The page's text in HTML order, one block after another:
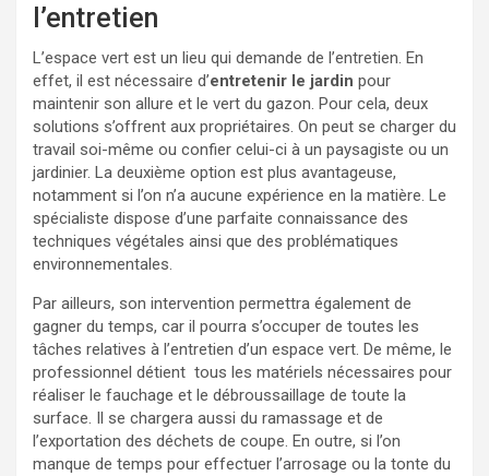
l’entretien
L’espace vert est un lieu qui demande de l’entretien. En
effet, il est nécessaire d’entretenir le jardin pour
maintenir son allure et le vert du gazon. Pour cela, deux
solutions s’offrent aux propriétaires. On peut se charger du
travail soi-même ou confier celui-ci à un paysagiste ou un
jardinier. La deuxième option est plus avantageuse,
notamment si l’on n’a aucune expérience en la matière. Le
spécialiste dispose d’une parfaite connaissance des
techniques végétales ainsi que des problématiques
environnementales.
Par ailleurs, son intervention permettra également de
gagner du temps, car il pourra s’occuper de toutes les
tâches relatives à l’entretien d’un espace vert. De même, le
professionnel détient tous les matériels nécessaires pour
réaliser le fauchage et le débroussaillage de toute la
surface. Il se chargera aussi du ramassage et de
l’exportation des déchets de coupe. En outre, si l’on
manque de temps pour effectuer l’arrosage ou la tonte du